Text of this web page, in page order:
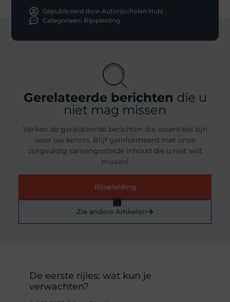
Gepubliceerd door Autorijscholen Hub
Categorieën: Rijopleiding
Gerelateerde berichten die u
niet mag missen
Verken de gerelateerde berichten die essentieel zijn
voor uw kennis. Blijf geïnformeerd met onze
zorgvuldig samengestelde inhoud die u niet wilt
missen!
Rijopleiding
Zie andere Artikelen
De eerste rijles: wat kun je
verwachten?